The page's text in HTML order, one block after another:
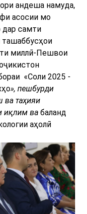
андеша намуда,
асосии мо
дар самти
миллӣ-Пешвои
«Соли 2025 -
», пешбурди
ва таҳияи
иқлим ва баланд
аҳолӣ